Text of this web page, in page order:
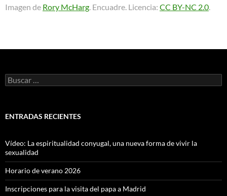
Imagen de Rory McHarg. Encuadre. Licencia: CC BY-NC 2.0.
Buscar:
ENTRADAS RECIENTES
Vídeo: La espiritualidad conyugal, una nueva forma de vivir la
sexualidad
Horario de verano 2026
Inscripciones para la visita del papa a Madrid